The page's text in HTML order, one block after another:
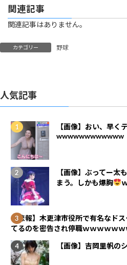
関連記事
関連記事はありません。
カテゴリー 野球
人気記事
【画像】おい、早く
wwwwwwwwwwww
【画像】ぶってー太
まう。しかも爆胸
【悲報】木更津市役所で有名なド
てるのを密告され停職ｗｗｗｗｗ
【画像】吉岡里帆